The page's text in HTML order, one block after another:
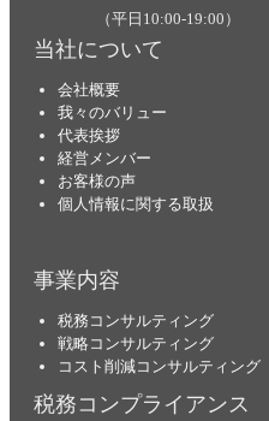
（平日10:00-19:00）
当社について
会社概要
我々のバリュー
代表挨拶
経営メンバー
お客様の声
個人情報に関する取扱
事業内容
税務コンサルティング
戦略コンサルティング
コスト削減コンサルティング
税務コンプライアンス